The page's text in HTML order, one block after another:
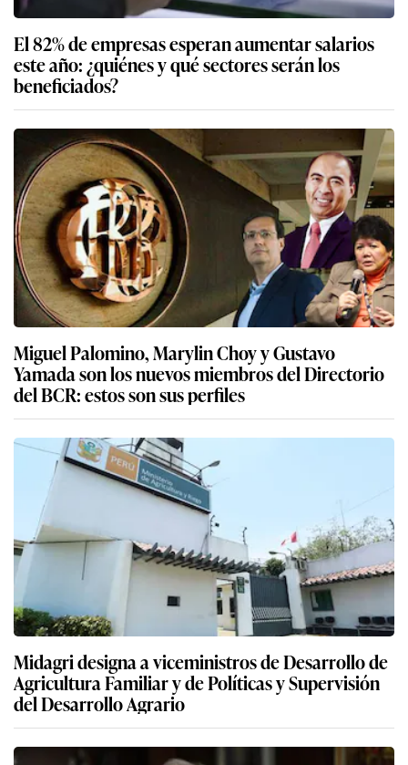
El 82% de empresas esperan aumentar salarios
este año: ¿quiénes y qué sectores serán los
beneficiados?
Miguel Palomino, Marylin Choy y Gustavo
Yamada son los nuevos miembros del Directorio
del BCR: estos son sus perfiles
Midagri designa a viceministros de Desarrollo de
Agricultura Familiar y de Políticas y Supervisión
del Desarrollo Agrario